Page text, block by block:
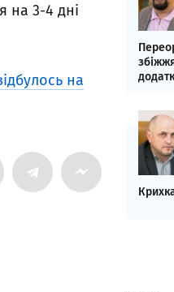
на 3-4 дні
на